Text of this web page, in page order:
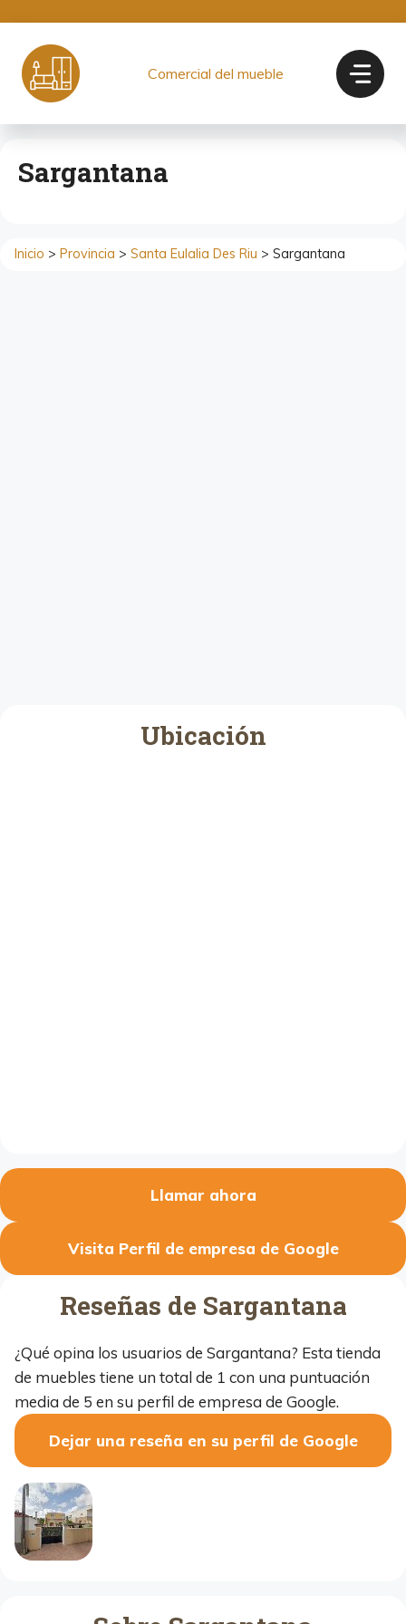
contenido
Comercial del mueble
Sargantana
Inicio > Provincia > Santa Eulalia Des Riu > Sargantana
Ubicación
Llamar ahora
Visita Perfil de empresa de Google
Reseñas de Sargantana
¿Qué opina los usuarios de Sargantana? Esta tienda
de muebles tiene un total de 1 con una puntuación
media de 5 en su perfil de empresa de Google.
Dejar una reseña en su perfil de Google